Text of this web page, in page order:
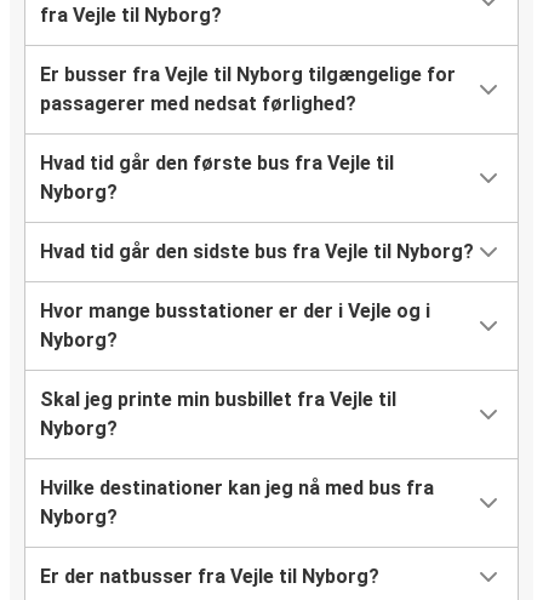
fra Vejle til Nyborg?
Er busser fra Vejle til Nyborg tilgængelige for
passagerer med nedsat førlighed?
Hvad tid går den første bus fra Vejle til
Nyborg?
Hvad tid går den sidste bus fra Vejle til Nyborg?
Hvor mange busstationer er der i Vejle og i
Nyborg?
Skal jeg printe min busbillet fra Vejle til
Nyborg?
Hvilke destinationer kan jeg nå med bus fra
Nyborg?
Er der natbusser fra Vejle til Nyborg?